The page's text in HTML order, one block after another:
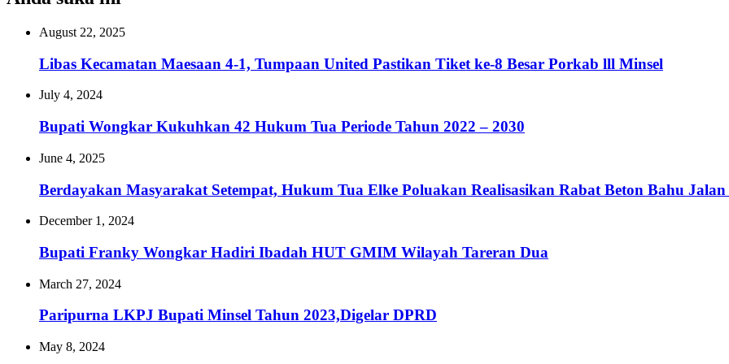
August 22, 2025
Libas Kecamatan Maesaan 4-1, Tumpaan United Pastikan Tiket ke-8 Besar Porkab lll Minsel
July 4, 2024
Bupati Wongkar Kukuhkan 42 Hukum Tua Periode Tahun 2022 – 2030
June 4, 2025
Berdayakan Masyarakat Setempat, Hukum Tua Elke Poluakan Realisasikan Rabat Beton Bahu Jalan
December 1, 2024
Bupati Franky Wongkar Hadiri Ibadah HUT GMIM Wilayah Tareran Dua
March 27, 2024
Paripurna LKPJ Bupati Minsel Tahun 2023,Digelar DPRD
May 8, 2024